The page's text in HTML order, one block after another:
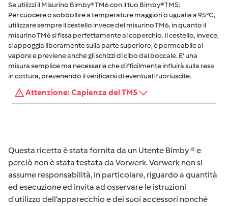
Se utilizzi il Misurino Bimby® TM6 con il tuo Bimby® TM5:
Per cuocere o sobbollire a temperature maggiori o ugualia a 95°C,
utilizzare sempre il cestello invece del misurino TM6, in quanto il
misurino TM6 si fissa perfettamente al coperchio. Il cestello, invece,
si appoggia liberamente sulla parte superiore, è permeabile al
vapore e previene anche gli schizzi di cibo dal boccale. E' una
misura semplice ma necessaria che difficilmente influirà sulla resa
in cottura, prevenendo il verificarsi di eventuali fuoriuscite.
Attenzione: Capienza del TM5
Questa ricetta è stata fornita da un Utente Bimby ® e
perciò non è stata testata da Vorwerk. Vorwerk non si
assume responsabilità, in particolare, riguardo a quantità
ed esecuzione ed invita ad osservare le istruzioni
d'utilizzo dell’apparecchio e dei suoi accessori nonché